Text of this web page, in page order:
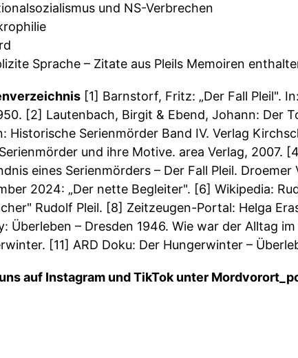
und NS-Verbrechen
Sprache – Zitate aus Pleils Memoiren
[1] Barnstorf, Fritz: „Der Fall Pleil".
[2] Lautenbach, Birgit & Ebend, Johann: Der
Historische Serienmörder Band IV. Verlag
und ihre Motive. area Verlag, 2007.
eines Serienmörders – Der Fall Pleil.
2024: „Der nette Begleiter". [6] Wikipedia:
Rudolf Pleil. [8] Zeitzeugen-Portal: Helga
Überleben – Dresden 1946. Wie war der Alltag
[11] ARD Doku: Der Hungerwinter –
auf Instagram und TikTok unter